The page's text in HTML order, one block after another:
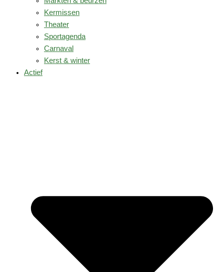
Kermissen
Theater
Sportagenda
Carnaval
Kerst & winter
Actief